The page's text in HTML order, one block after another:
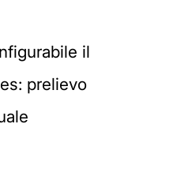
il
prelievo